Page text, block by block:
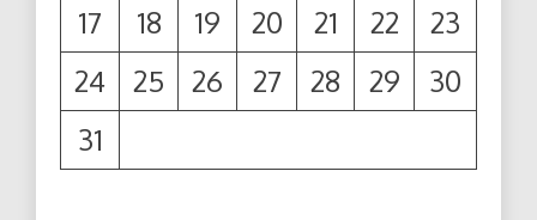
17
18 19 20 21 22
23
24
25 26 27 28 29
30
31